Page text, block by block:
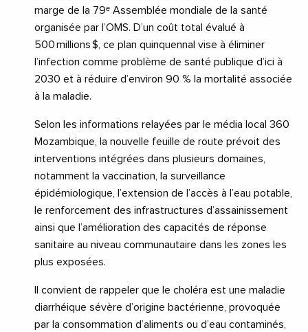
marge de la 79ᵉ Assemblée mondiale de la santé
organisée par l’OMS. D’un coût total évalué à
500 millions $, ce plan quinquennal vise à éliminer
l’infection comme problème de santé publique d’ici à
2030 et à réduire d’environ 90 % la mortalité associée
à la maladie.
Selon les informations relayées par le média local 360
Mozambique, la nouvelle feuille de route prévoit des
interventions intégrées dans plusieurs domaines,
notamment la vaccination, la surveillance
épidémiologique, l’extension de l’accès à l’eau potable,
le renforcement des infrastructures d’assainissement
ainsi que l’amélioration des capacités de réponse
sanitaire au niveau communautaire dans les zones les
plus exposées.
Il convient de rappeler que le choléra est une maladie
diarrhéique sévère d’origine bactérienne, provoquée
par la consommation d’aliments ou d’eau contaminés,